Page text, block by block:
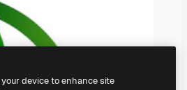
device to enhance site